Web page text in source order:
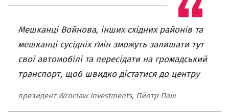
Мешканці Войнова, інших східних районів та
мешканці сусідніх ґмін зможуть залишати тут
свої автомобілі та пересідати на громадський
транспорт, щоб швидко дістатися до центру
президент Wrocław Investments, Пйотр Паш